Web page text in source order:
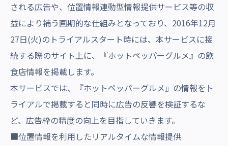
される広告や、位置情報連動型情報提供サービス等の収
益により補う画期的な仕組みとなっており、2016年12月
27日(火)のトライアルスタート時には、本サービスに接
続する際のサイト上に、『ホットペッパーグルメ』の飲
食店情報を掲載します。
本サービスでは、『ホットペッパーグルメ』の情報をト
ライアルで掲載すると同時に広告の反響を検証するな
ど、広告枠の精度の向上を目指していきます。
■位置情報を利用したリアルタイムな情報提供